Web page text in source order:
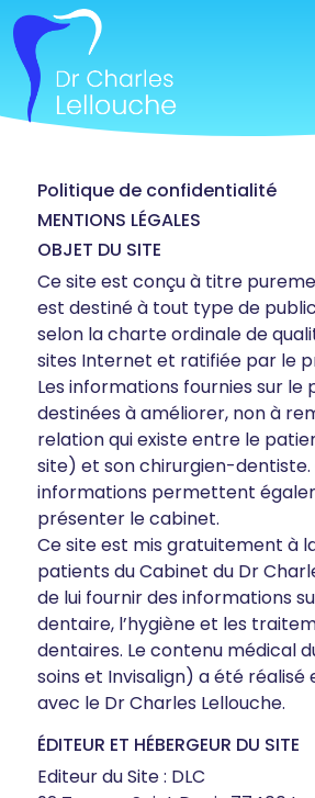
Aller
au
contenu
Politique de confidentialité
MENTIONS LÉGALES
OBJET DU SITE
Ce site est conçu à titre
est destiné à tout type de
selon la charte ordinale de
sites Internet et ratifiée par le
Les informations fournies sur le
destinées à améliorer, non à
relation qui existe entre le
site) et son chirurgien-dentiste.
informations permettent
présenter le cabinet.
Ce site est mis gratuitement à
patients du Cabinet du Dr
de lui fournir des informations
dentaire, l’hygiène et les
dentaires. Le contenu médical
soins et Invisalign) a été
avec le Dr Charles Lellouche.
ÉDITEUR ET HÉBERGEUR DU SITE
Editeur du Site : DLC